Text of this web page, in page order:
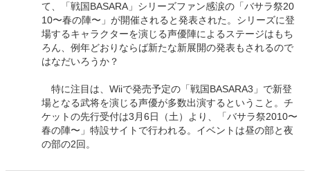
て、「戦国BASARA」シリーズファン感涙の「バサラ祭20
10〜春の陣〜」が開催されると発表された。シリーズに登
場するキャラクターを演じる声優陣によるステージはもち
ろん、例年どおりならば新たな新展開の発表もされるので
はなだいろうか？
特に注目は、Wiiで発売予定の「戦国BASARA3」で新登
場となる武将を演じる声優が多数出演するということ。チ
ケットの先行受付は3月6日（土）より、「バサラ祭2010〜
春の陣〜」特設サイトで行われる。イベントは昼の部と夜
の部の2回。